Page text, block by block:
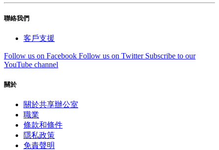
聯絡我們
客戶支援
Follow us on Facebook Follow us on Twitter Subscribe to our
YouTube channel
關於
關於共享辦公室
職業
條款和條件
隱私政策
免責聲明